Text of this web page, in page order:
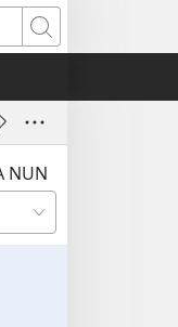
Kunndɛ
NUN